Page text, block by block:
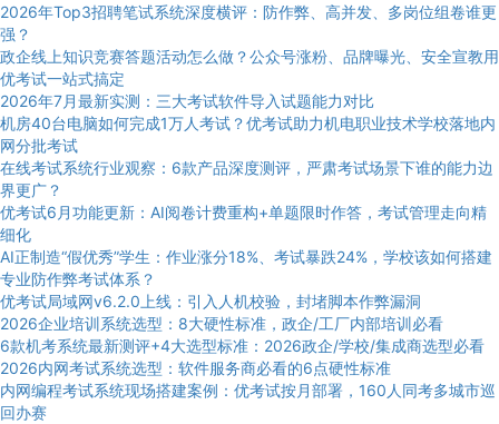
2026年Top3招聘笔试系统深度横评：防作弊、高并发、多岗位组卷谁更
强？
政企线上知识竞赛答题活动怎么做？公众号涨粉、品牌曝光、安全宣教用
优考试一站式搞定
2026年7月最新实测：三大考试软件导入试题能力对比
机房40台电脑如何完成1万人考试？优考试助力机电职业技术学校落地内
网分批考试
在线考试系统行业观察：6款产品深度测评，严肃考试场景下谁的能力边
界更广？
优考试6月功能更新：AI阅卷计费重构+单题限时作答，考试管理走向精
细化
AI正制造“假优秀”学生：作业涨分18%、考试暴跌24%，学校该如何搭建
专业防作弊考试体系？
优考试局域网v6.2.0上线：引入人机校验，封堵脚本作弊漏洞
2026企业培训系统选型：8大硬性标准，政企/工厂内部培训必看
6款机考系统最新测评+4大选型标准：2026政企/学校/集成商选型必看
2026内网考试系统选型：软件服务商必看的6点硬性标准
内网编程考试系统现场搭建案例：优考试按月部署，160人同考多城市巡
回办赛